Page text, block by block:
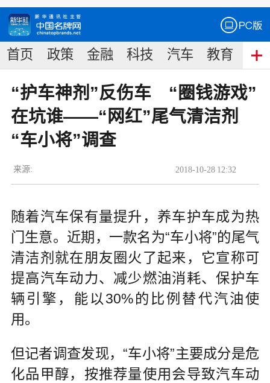
首页 政策 金融 科技 汽车 教育 食
“护车神剂”反伤车 “圈钱游戏”
在坑谁——“网红”尾气清洁剂
“车小将”调查
2018-10-28 12:32
来源:
随着汽车保有量提升，养车护车成为热
门生意。近期，一款名为“车小将”的尾气
清洁剂就在朋友圈火了起来，它宣称可
提高汽车动力、减少燃油消耗、保护车
辆引擎，能以30%的比例替代汽油使
用。
但记者调查发现，“车小将”主要成分是危
化品甲醇，按推荐量使用会导致汽车动